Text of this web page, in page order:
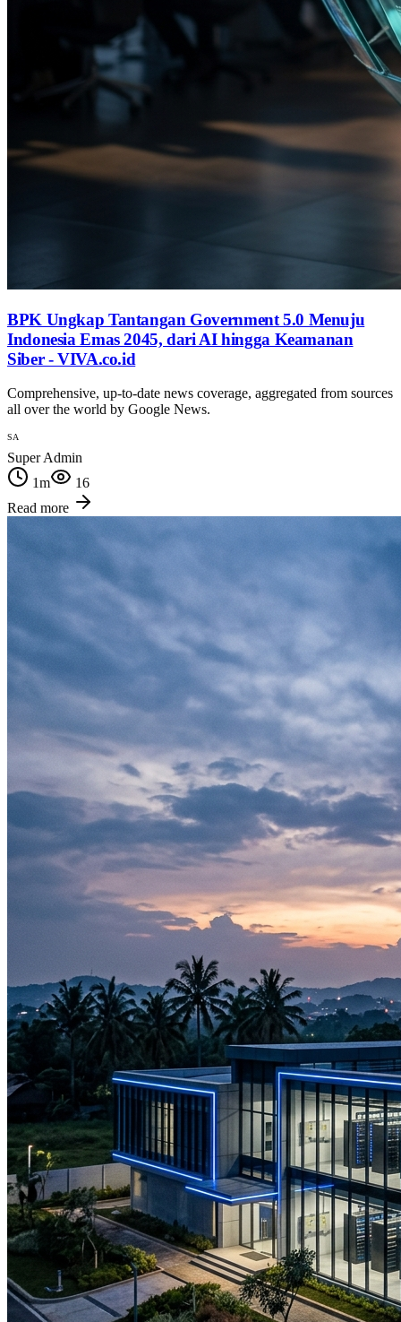
BPK Ungkap Tantangan Government 5.0 Menuju
Indonesia Emas 2045, dari AI hingga Keamanan
Siber - VIVA.co.id
Comprehensive, up-to-date news coverage, aggregated from sources
all over the world by Google News.
SA
Super Admin
1m
16
Read more